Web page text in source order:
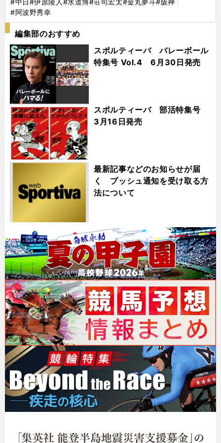
#中日 #伊原陵人 #水道博#荘司宏太#金丸夢斗#阪神
#阿波野秀幸
編集部のおすすめ
スポルティーバ バレーボール
特集号 Vol.4 6月30日発売
スポルティーバ 部活特集号
3月16日発売
最新記事などのお知らせが届
く プッシュ通知を受け取る方
法について